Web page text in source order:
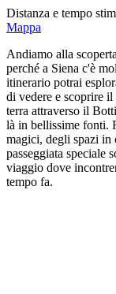
Distanza e tempo
Mappa
Andiamo alla
perché a Siena c'è
itinerario potrai
di vedere e scoprire
terra attraverso il
là in bellissime fonti.
magici, degli spazi in
passeggiata speciale
viaggio dove
tempo fa.